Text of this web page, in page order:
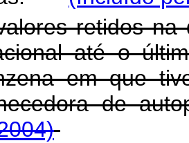
retidos na
até o
em que
de